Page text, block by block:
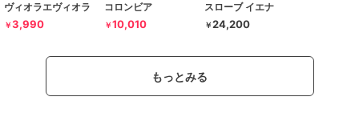
ヴィオラエヴィオラ
￥3,990
コロンビア
￥10,010
スローブ イエナ
￥24,200
もっとみる